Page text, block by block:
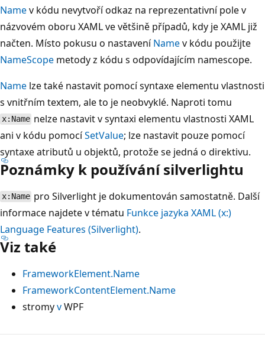
Namev kódu nevytvoří odkaz na reprezentativní pole v
názvovém oboru XAML ve většině případů, kdy je XAML již
načten. Místo pokusu o nastaveníNamev kódu použijte
NameScope metody z kódu s odpovídajícím namescope.
Name lze také nastavit pomocí syntaxe elementu vlastnosti
s vnitřním textem, ale to je neobvyklé. Naproti tomu
x:Name nelze nastavit v syntaxi elementu vlastnosti XAML
ani v kódu pomocíSetValue; lze nastavit pouze pomocí
syntaxe atributů u objektů, protože se jedná o direktivu.
Poznámky k používání silverlightu
x:Name pro Silverlight je dokumentován samostatně. Další
informace najdete v tématu Funkce jazyka XAML (x:)
Language Features (Silverlight).
Viz také
FrameworkElement.Name
FrameworkContentElement.Name
stromyvWPF